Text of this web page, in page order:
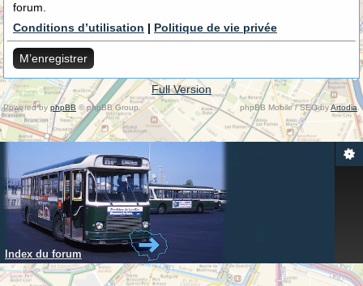
forum.
Conditions d’utilisation | Politique de vie privée
M’enregistrer
Full Version
Powered byphpBB © phpBB Group. phpBB Mobile / SEO byArtodia .
Index du forum